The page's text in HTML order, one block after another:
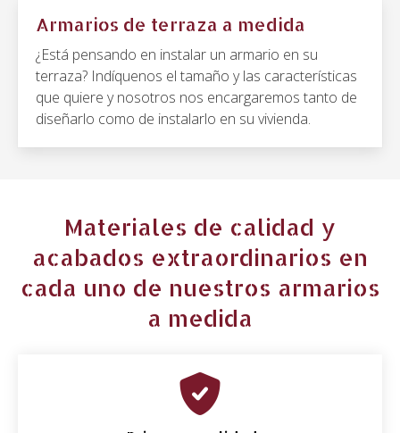
Armarios de terraza a medida
¿Está pensando en instalar un armario en su
terraza? Indíquenos el tamaño y las características
que quiere y nosotros nos encargaremos tanto de
diseñarlo como de instalarlo en su vivienda.
Materiales de calidad y
acabados extraordinarios en
cada uno de nuestros armarios
a medida